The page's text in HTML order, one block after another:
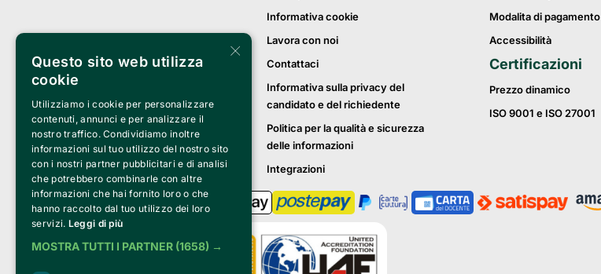
Informativa cookie
Lavora con noi
Contattaci
Informativa sulla privacy del
candidato e del richiedente
Politica per la qualità e sicurezza
delle informazioni
Integrazioni
Modalita di pagamento
Accessibilità
Certificazioni
Prezzo dinamico
ISO 9001 e ISO 27001
×
Questo sito web utilizza
cookie
Utilizziamo i cookie per personalizzare
contenuti, annunci e per analizzare il
nostro traffico. Condividiamo inoltre
informazioni sul tuo utilizzo del nostro sito
con i nostri partner pubblicitari e di analisi
che potrebbero combinarle con altre
informazioni che hai fornito loro o che
hanno raccolto dal tuo utilizzo dei loro
servizi. Leggi di più
MOSTRA TUTTI I PARTNER (1658) →